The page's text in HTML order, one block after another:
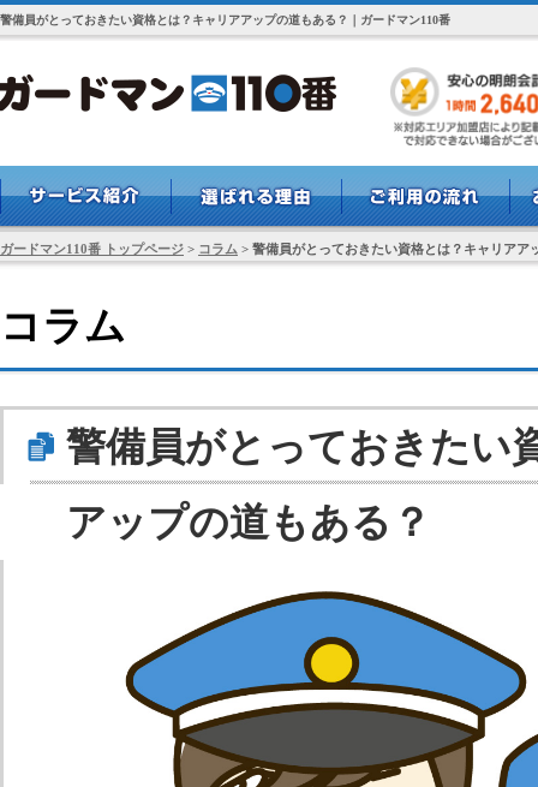
警備員がとっておきたい資格とは？キャリアアップの道もある？｜ガードマン110番
ガードマン110番 トップページ > コラム > 警備員がとっておきたい資格とは？キャリアア
コラム
警備員がとっておきたい
アップの道もある？